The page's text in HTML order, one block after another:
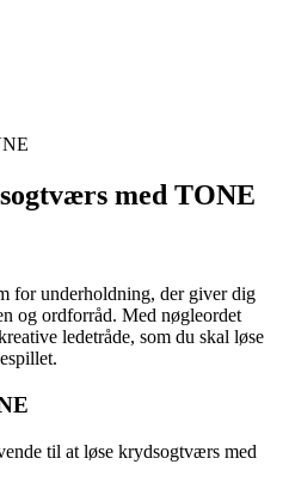
med TONE
for underholdning, der giver dig
og ordforråd. Med nøgleordet
ledetråde, som du skal løse
til at løse krydsogtværs med